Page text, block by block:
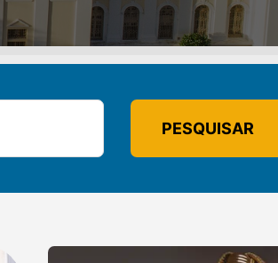
PESQUISAR